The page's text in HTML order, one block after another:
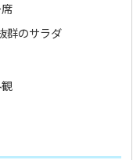
群のサラダ